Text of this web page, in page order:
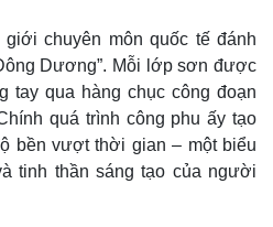
chuyên môn quốc tế đánh
Dương”. Mỗi lớp sơn được
tay qua hàng chục công đoạn
quá trình công phu ấy tạo
bền vượt thời gian – một biểu
tinh thần sáng tạo của người